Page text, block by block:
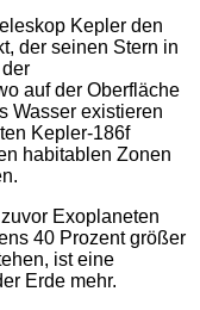
Kepler den
der seinen Stern in
auf der Oberfläche
Wasser existieren
Kepler-186f
habitablen Zonen
Exoplaneten
40 Prozent größer
ist eine
Erde mehr.